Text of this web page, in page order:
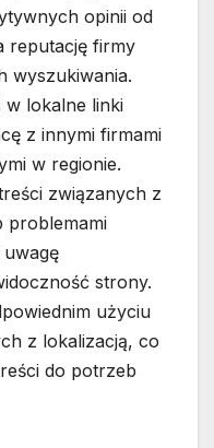
opinii od
reputację firmy
wyszukiwania.
w lokalne linki
z innymi firmami
w regionie.
związanych z
problemami
strony.
użyciu
z lokalizacją, co
do potrzeb